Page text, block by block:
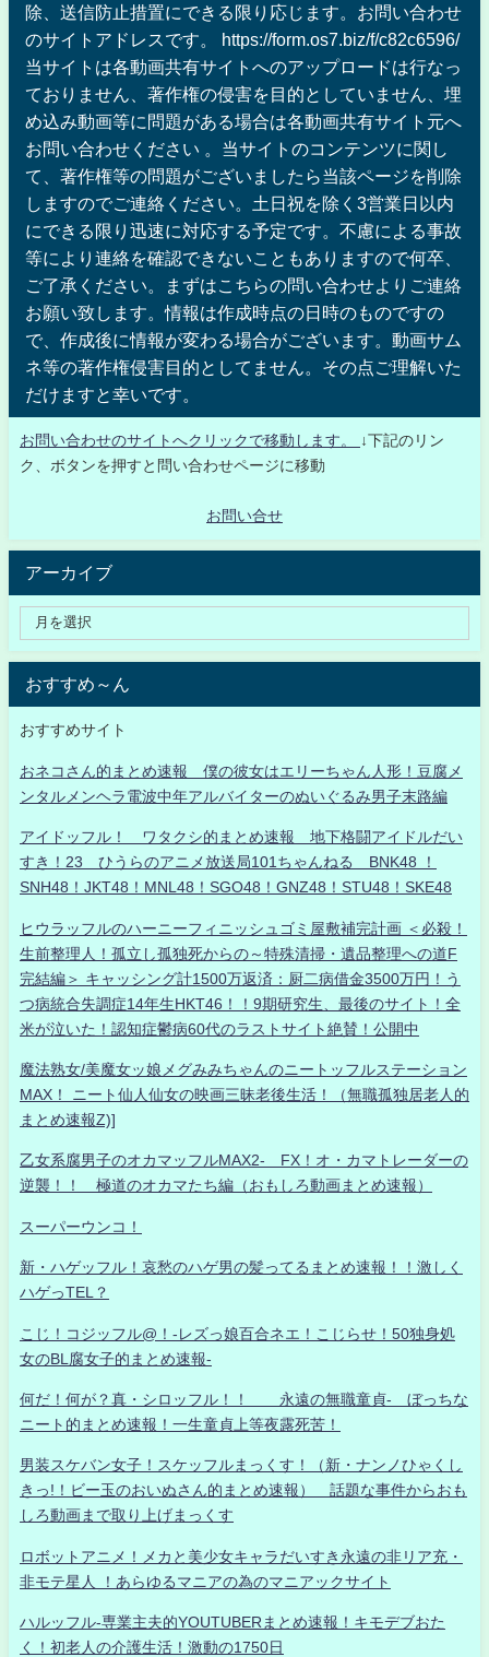
除、送信防止措置にできる限り応じます。お問い合わせ
のサイトアドレスです。 https://form.os7.biz/f/c82c6596/
当サイトは各動画共有サイトへのアップロードは行なっ
ておりません、著作権の侵害を目的としていません、埋
め込み動画等に問題がある場合は各動画共有サイト元へ
お問い合わせください 。当サイトのコンテンツに関し
て、著作権等の問題がございましたら当該ページを削除
しますのでご連絡ください。土日祝を除く3営業日以内
にできる限り迅速に対応する予定です。不慮による事故
等により連絡を確認できないこともありますので何卒、
ご了承ください。まずはこちらの問い合わせよりご連絡
お願い致します。情報は作成時点の日時のものですの
で、作成後に情報が変わる場合がございます。動画サム
ネ等の著作権侵害目的としてません。その点ご理解いた
だけますと幸いです。
お問い合わせのサイトへクリックで移動します。
↓下記のリン
ク、ボタンを押すと問い合わせページに移動
お問い合せ
アーカイブ
おすすめ～ん
おすすめサイト
おネコさん的まとめ速報 僕の彼女はエリーちゃん人形！豆腐メ
ンタルメンヘラ電波中年アルバイターのぬいぐるみ男子末路編
アイドッフル！ ワタクシ的まとめ速報 地下格闘アイドルだい
すき！23 ひうらのアニメ放送局101ちゃんねる BNK48 ！
SNH48！JKT48！MNL48！SGO48！GNZ48！STU48！SKE48
ヒウラッフルのハーニーフィニッシュゴミ屋敷補完計画 ＜必殺！
生前整理人！孤立し孤独死からの～特殊清掃・遺品整理への道F
完結編＞ キャッシング計1500万返済：厨二病借金3500万円！う
つ病統合失調症14年生HKT46！！9期研究生、最後のサイト！全
米が泣いた！認知症鬱病60代のラストサイト絶賛！公開中
魔法熟女/美魔女ッ娘メグみみちゃんのニートッフルステーション
MAX！ ニート仙人仙女の映画三昧老後生活！（無職孤独居老人的
まとめ速報Z)]
乙女系腐男子のオカマッフルMAX2- FX！オ・カマトレーダーの
逆襲！！ 極道のオカマたち編（おもしろ動画まとめ速報）
スーパーウンコ！
新・ハゲッフル！哀愁のハゲ男の髪ってるまとめ速報！！激しく
ハゲっTEL？
こじ！コジッフル@！-レズっ娘百合ネエ！こじらせ！50独身処
女のBL腐女子的まとめ速報-
何だ！何が？真・シロッフル！！ 永遠の無職童貞- ぼっちな
ニート的まとめ速報！一生童貞上等夜露死苦！
男装スケバン女子！スケッフルまっくす！（新・ナンノひゃくし
きっ!！ビー玉のおいぬさん的まとめ速報） 話題な事件からおも
しろ動画まで取り上げまっくす
ロボットアニメ！メカと美少女キャラだいすき永遠の非リア充・
非モテ星人 ！あらゆるマニアの為のマニアックサイト
ハルッフル-専業主夫的YOUTUBERまとめ速報！キモデブおた
く！初老人の介護生活！激動の1750日